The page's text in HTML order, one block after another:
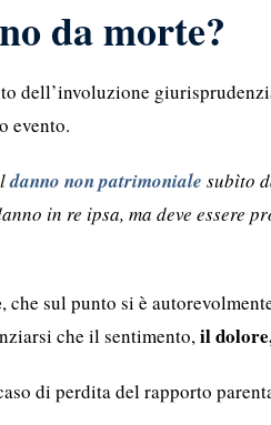
da morte?
dell’involuzione
evento.
danno non patrimoniale subìto
in re ipsa, ma deve essere
, che sul punto si è
che il sentimento,il
di perdita del rapporto